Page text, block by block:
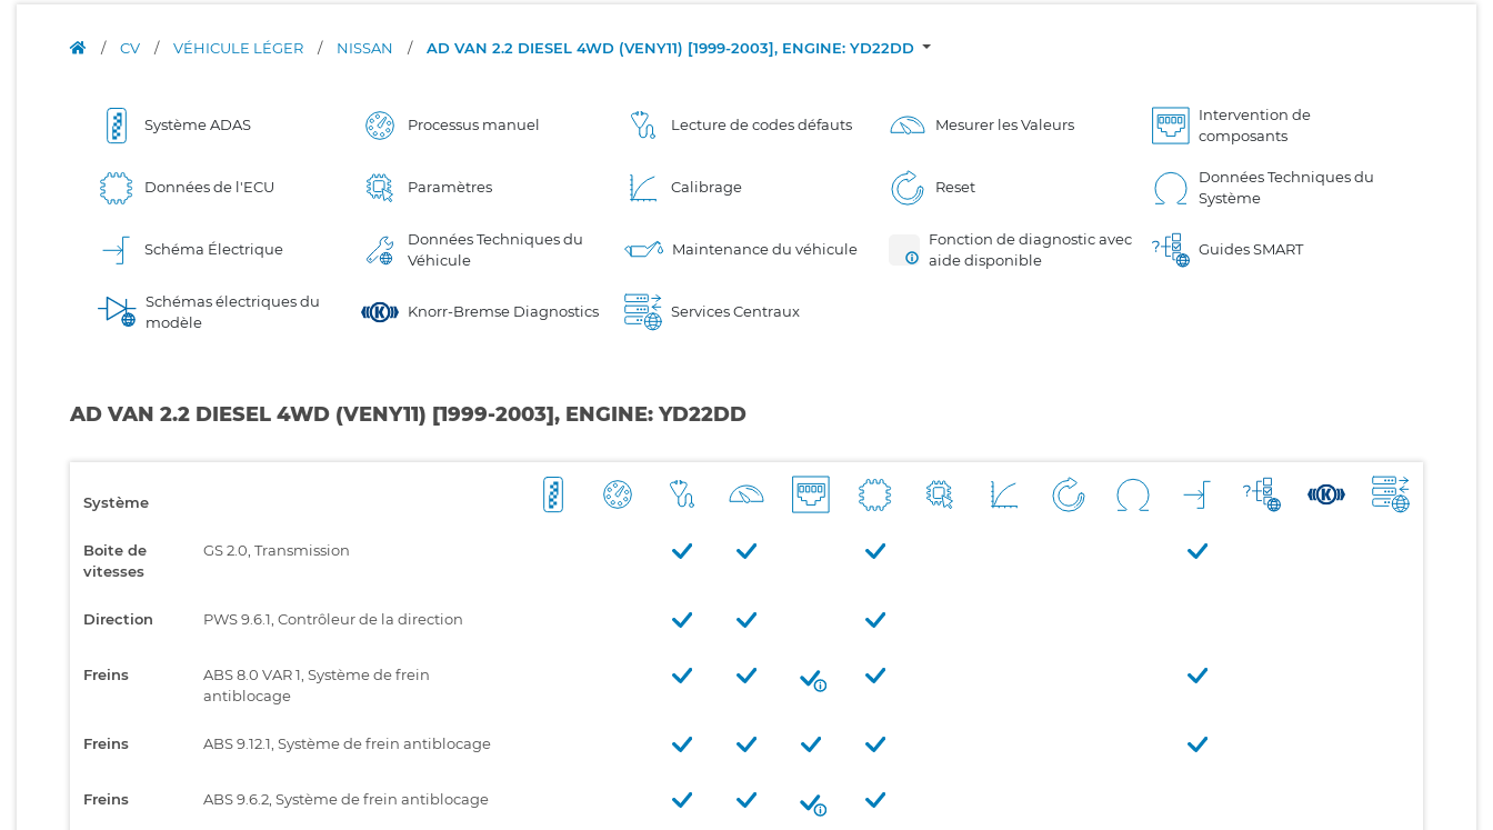
/ CV / VÉHICULE LÉGER / NISSAN / AD VAN 2.2 DIESEL 4WD (VENY11) [1999-2003], ENGINE: YD22DD
Système ADAS Processus manuel Lecture de codes défauts Mesurer les Valeurs
Intervention de
composants
Données de l'ECU Paramètres Calibrage Reset
Données Techniques du
Système
Schéma Électrique
Données Techniques du
Véhicule
Maintenance du véhicule
Fonction de diagnostic avec
aide disponible
Guides SMART
Schémas électriques du
modèle
Knorr-Bremse Diagnostics Services Centraux
AD VAN 2.2 DIESEL 4WD (VENY11) [1999-2003], ENGINE: YD22DD
Système
Boite de
vitesses
GS 2.0, Transmission
Direction PWS 9.6.1, Contrôleur de la direction
Freins
ABS 8.0 VAR 1, Système de frein
antiblocage
Freins ABS 9.12.1, Système de frein antiblocage
Freins ABS 9.6.2, Système de frein antiblocage